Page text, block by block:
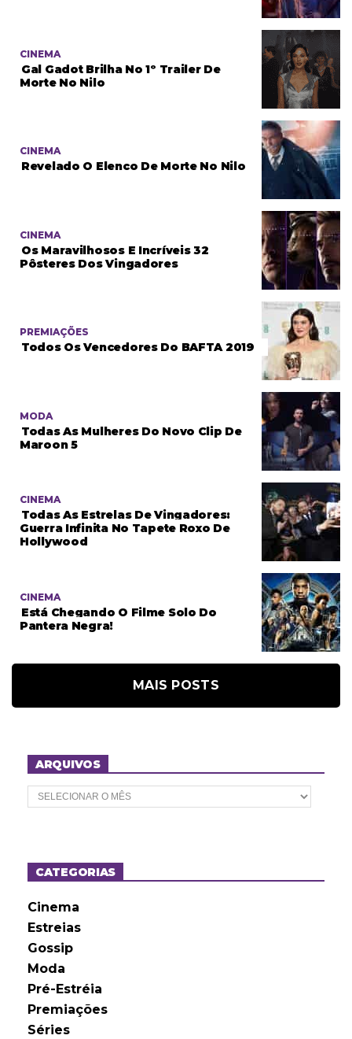
CINEMA
Gal Gadot Brilha No 1º Trailer De
Morte No Nilo
CINEMA
Revelado O Elenco De Morte No Nilo
CINEMA
Os Maravilhosos E Incríveis 32
Pôsteres Dos Vingadores
PREMIAÇÕES
Todos Os Vencedores Do BAFTA 2019
MODA
Todas As Mulheres Do Novo Clip De
Maroon 5
CINEMA
Todas As Estrelas De Vingadores:
Guerra Infinita No Tapete Roxo De
Hollywood
CINEMA
Está Chegando O Filme Solo Do
Pantera Negra!
MAIS POSTS
ARQUIVOS
A
r
o
sCATEGORIAS
Cinema
Estreias
Gossip
Moda
Pré-Estréia
Premiações
Séries